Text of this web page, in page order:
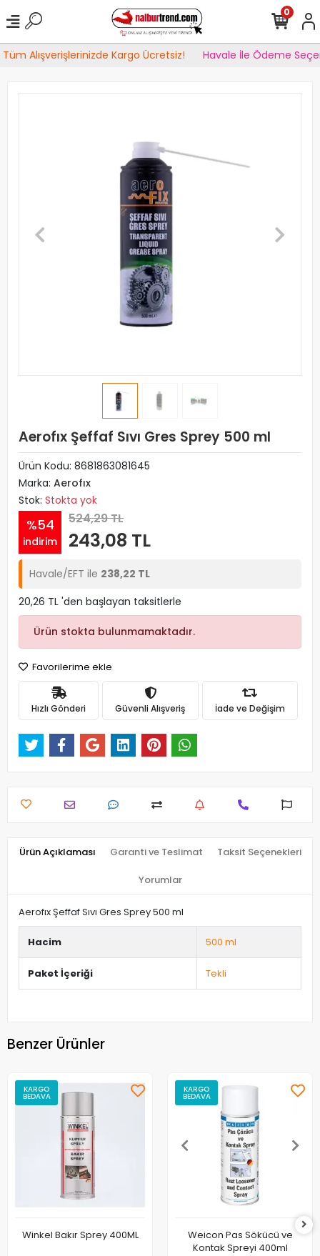
Alışverişlerinizde Kargo Ücretsiz! Havale İle Ödeme
0
Aerofıx Şeffaf Sıvı Gres Sprey 500 ml
Ürün Kodu: 8681863081645
Marka: Aerofıx
Stok: Stokta yok
%54
indirim
524,29 TL
243,08 TL
Havale/EFT ile 238,22 TL
20,26 TL 'den başlayan taksitlerle
Ürün stokta bulunmamaktadır.
Favorilerime ekle
Hızlı Gönderi Güvenli Alışveriş İade ve Değişim
Ürün Açıklaması Garanti ve Teslimat Taksit Seçenekleri
Yorumlar
Aerofıx Şeffaf Sıvı Gres Sprey 500 ml
Hacim 500 ml
Paket İçeriği Tekli
Benzer Ürünler
KARGO
BEDAVA
Winkel Bakır Sprey 400ML
KARGO
BEDAVA
Weicon Pas Sökücü ve
Kontak Spreyi 400ml